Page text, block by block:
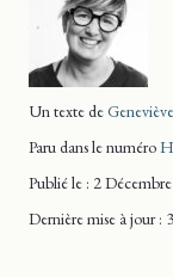
Un texte de
Paru dans le numéro
Publié le : 2
Dernière mise à jour: